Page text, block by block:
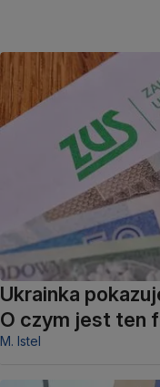
Ukrainka
O czym jest ten
M. Istel